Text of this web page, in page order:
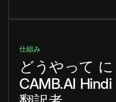
仕組み
どうやって に
CAMB.AI Hindi